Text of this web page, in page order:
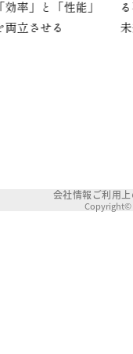
効率」と「性能」
両立させる
会社情報ご利用
Copyright©